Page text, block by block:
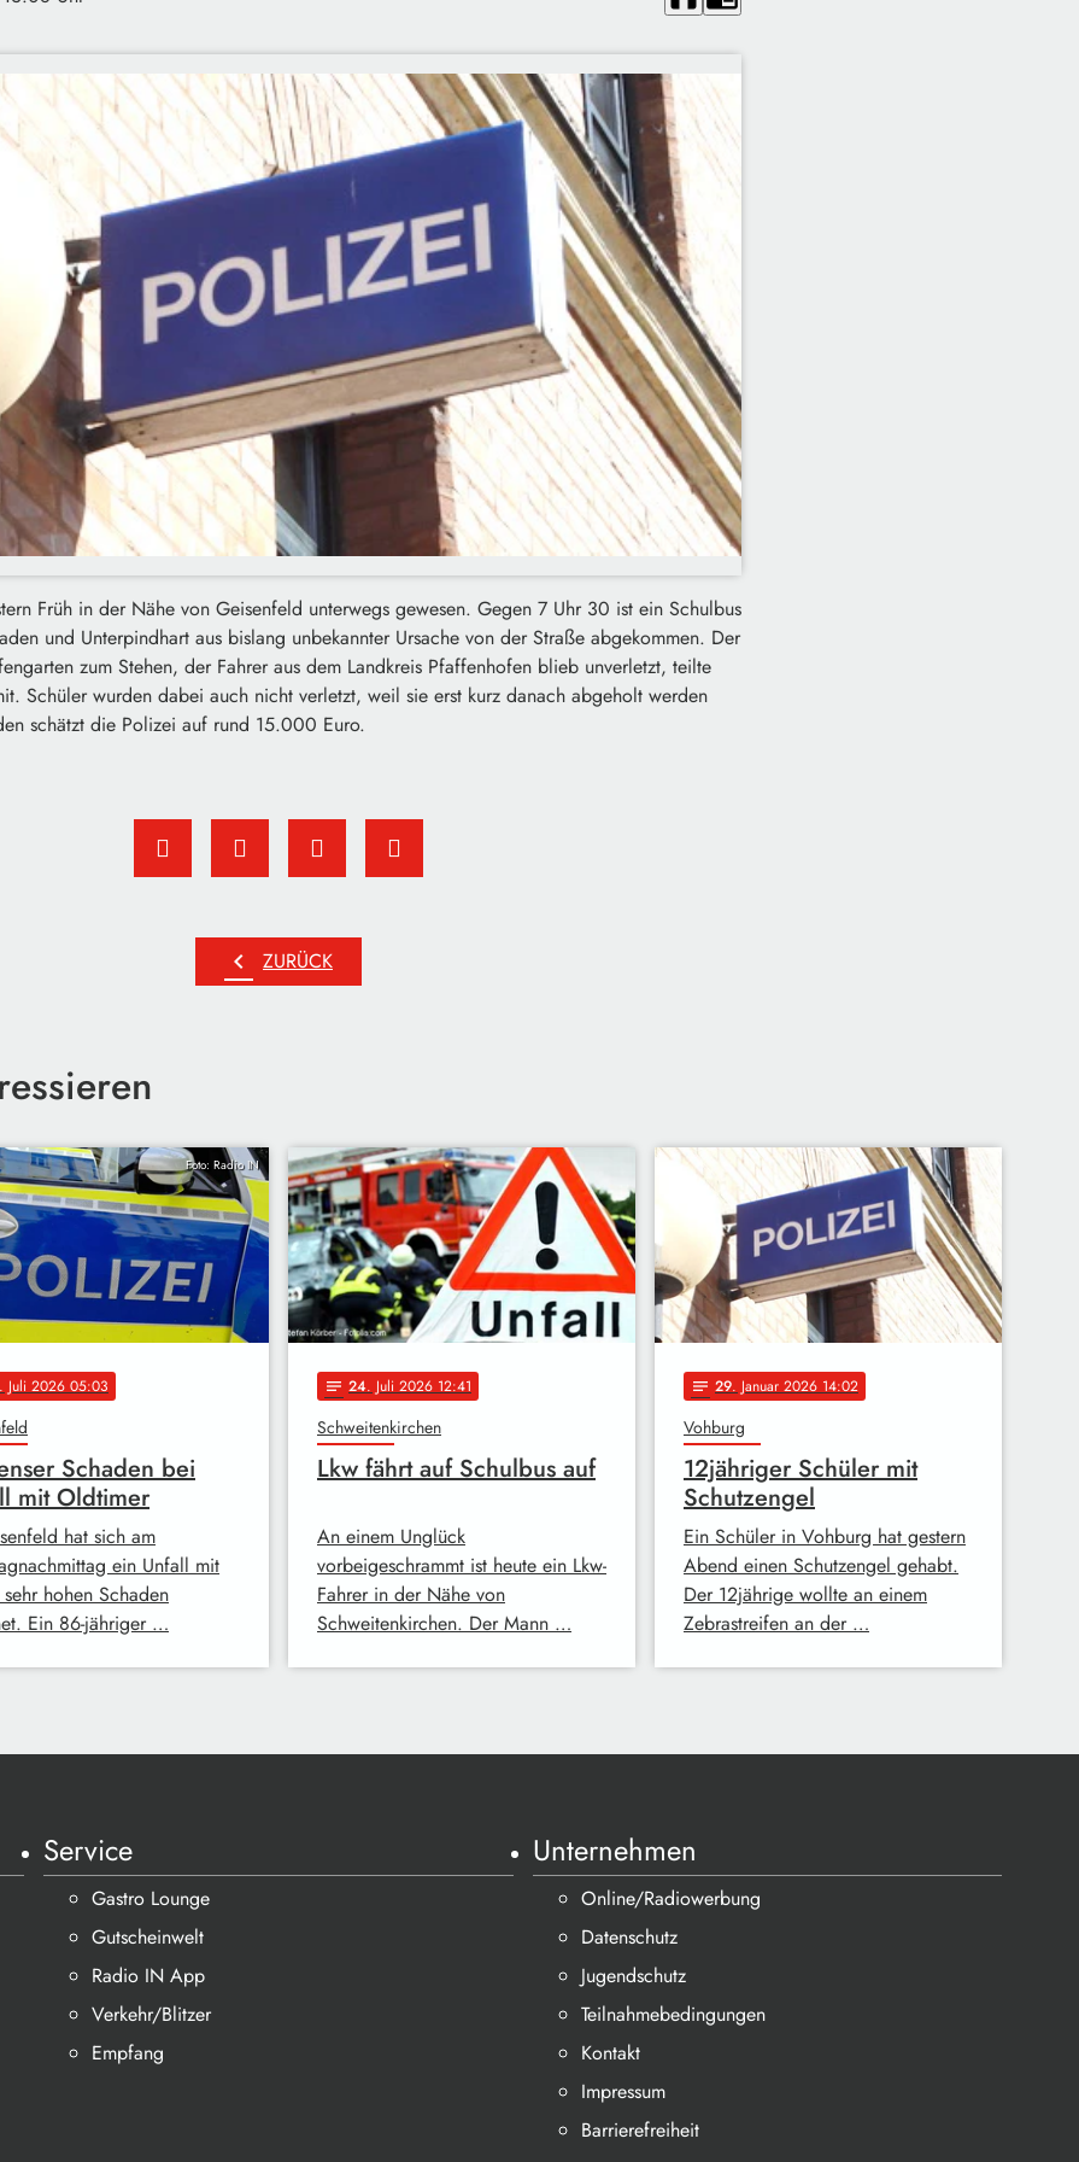
Früh in der Nähe von Geisenfeld unterwegs gewesen. Gegen 7 Uhr 30 ist ein Schulbus
und Unterpindhart aus bislang unbekannter Ursache von der Straße abgekommen. Der
zum Stehen, der Fahrer aus dem Landkreis Pfaffenhofen blieb unverletzt, teilte
Schüler wurden dabei auch nicht verletzt, weil sie erst kurz danach abgeholt werden
schätzt die Polizei auf rund 15.000 Euro.
chevron_left ZURÜCK
Foto: Radio IN
. Juli 2026 05:03
Schaden bei
mit Oldtimer
hat sich am
ein Unfall mit
hohen Schaden
Ein 86-jähriger …
notes 24. Juli 2026 12:41
Schweitenkirchen
Lkw fährt auf Schulbus auf
An einem Unglück
vorbeigeschrammt ist heute ein Lkw-
Fahrer in der Nähe von
Schweitenkirchen. Der Mann …
notes 29. Januar 2026 14:02
Vohburg
12jähriger Schüler mit
Schutzengel
Ein Schüler in Vohburg hat gestern
Abend einen Schutzengel gehabt.
Der 12jährige wollte an einem
Zebrastreifen an der …
Service
Gastro Lounge
Gutscheinwelt
Radio IN App
Verkehr/Blitzer
Empfang
Unternehmen
Online/Radiowerbung
Datenschutz
Jugendschutz
Teilnahmebedingungen
Kontakt
Impressum
Barrierefreiheit